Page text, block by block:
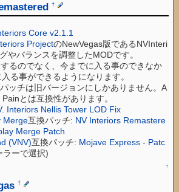
†
Core v2.1.1
ProjectのNewVegas版であるNVInteri
やバランスを調整したMODです。
るのでなく、今までに入る事のできなか
る事ができるようになります。
ッチは旧バージョンにしかありません。A
とは互換性があります。
Interiors Nellis Tower LOD Fix
Merge互換パッチ: NV Interiors Remastere
Merge Patch
(VNV)互換パッチ: Mojave Express - Patc
ラーで選択)
↑
†